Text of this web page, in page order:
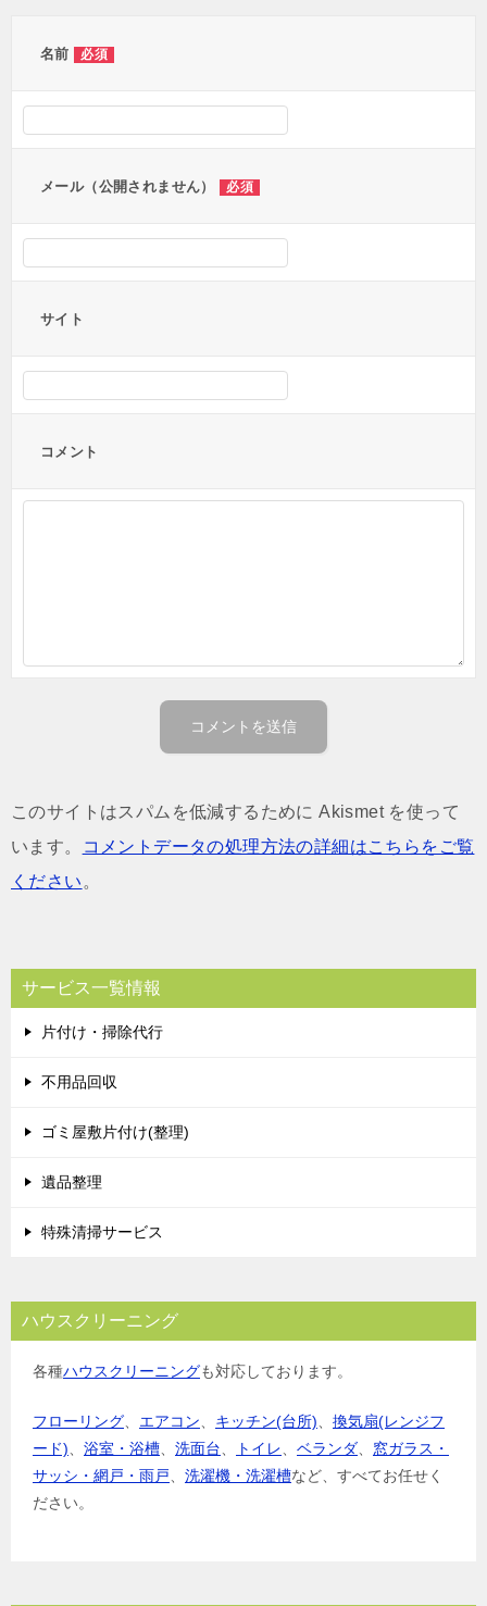
名前 必須
メール（公開されません） 必須
サイト
コメント
このサイトはスパムを低減するために Akismet を使って
います。
コメントデータの処理方法の詳細はこちらをご覧
ください 。
サービス一覧情報
片付け・掃除代行
不用品回収
ゴミ屋敷片付け(整理)
遺品整理
特殊清掃サービス
ハウスクリーニング
各種ハウスクリーニングも対応しております。
フローリング エアコン キッチン(台所)
換気扇(レンジフ
ード)
浴室・浴槽 洗面台 トイレ ベランダ
窓ガラス・
サッシ・網戸・雨戸
洗濯機・洗濯槽など、すべてお任せく
ださい。